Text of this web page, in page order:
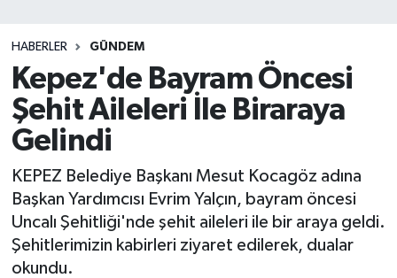
HABERLER GÜNDEM
Kepez'de Bayram Öncesi
Şehit Aileleri İle Biraraya
Gelindi
KEPEZ Belediye Başkanı Mesut Kocagöz adına
Başkan Yardımcısı Evrim Yalçın, bayram öncesi
Uncalı Şehitliği'nde şehit aileleri ile bir araya geldi.
Şehitlerimizin kabirleri ziyaret edilerek, dualar
okundu.